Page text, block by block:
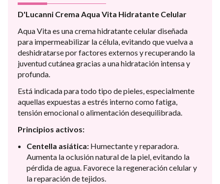
D'Lucanni Crema Aqua Vita Hidratante Celular
Aqua Vita es una crema hidratante celular diseñada
para impermeabilizar la célula, evitando que vuelva a
deshidratarse por factores externos y recuperando la
juventud cutánea gracias a una hidratación intensa y
profunda.
Está indicada para todo tipo de pieles, especialmente
aquellas expuestas a estrés interno como fatiga,
tensión emocional o alimentación desequilibrada.
Principios activos:
Centella asiática: Humectante y reparadora.
Aumenta la oclusión natural de la piel, evitando la
pérdida de agua. Favorece la regeneración celular y
la reparación de tejidos.